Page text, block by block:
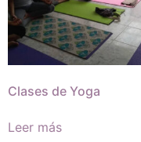
Clases de Yoga
Leer más